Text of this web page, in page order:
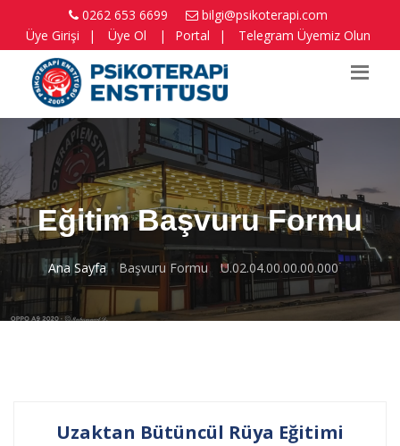
0262 653 6699
bilgi@psikoterapi.com
Üye Girişi
| Üye Ol | Portal | Telegram Üyemiz Olun
Eğitim Başvuru Formu
Ana Sayfa Başvuru Formu U.02.04.00.00.00.000
Uzaktan Bütüncül Rüya Eğitimi